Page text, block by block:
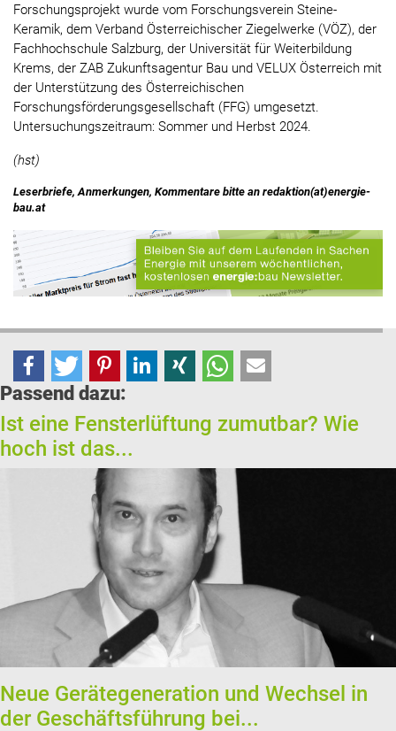
Forschungsprojekt wurde vom Forschungsverein Steine-
Keramik, dem Verband Österreichischer Ziegelwerke (VÖZ), der
Fachhochschule Salzburg, der Universität für Weiterbildung
Krems, der ZAB Zukunftsagentur Bau und VELUX Österreich mit
der Unterstützung des Österreichischen
Forschungsförderungsgesellschaft (FFG) umgesetzt.
Untersuchungszeitraum: Sommer und Herbst 2024.
(hst)
Leserbriefe, Anmerkungen, Kommentare bitte an redaktion(at)energie-
bau.at
Passend dazu:
Ist eine Fensterlüftung zumutbar? Wie
hoch ist das...
Neue Gerätegeneration und Wechsel in
der Geschäftsführung bei...